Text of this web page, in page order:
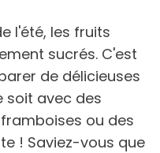
l'été, les fruits
sucrés. C'est
de délicieuses
soit avec des
ou des
! Saviez-vous que